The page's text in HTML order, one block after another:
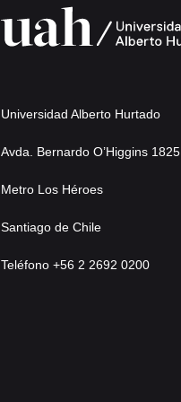
Universidad Alberto Hurtado
Avda. Bernardo O’Higgins 1825
Metro Los Héroes
Santiago de Chile
Teléfono +56 2 2692 0200